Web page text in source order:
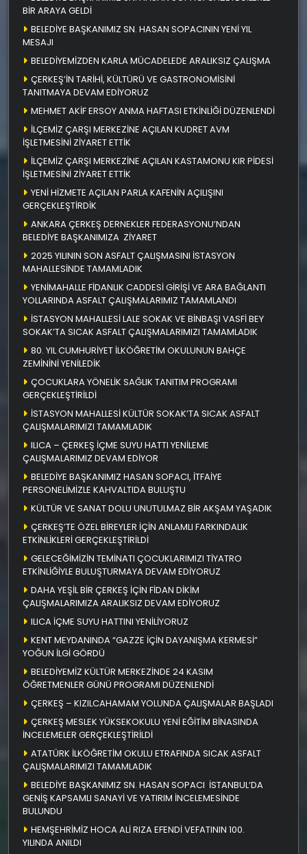
BİR ARAYA GELDİ
BELEDİYE BAŞKANIMIZ SN. HASAN SOPACININ YENİ YIL
MESAJI
BELEDİYEMİZDEN KARLA MÜCADELEDE ARALIKSIZ ÇALIŞMA
ÇERKEŞ’İN TARİHİ, KÜLTÜRÜ VE GASTRONOMİSİNİ
TANITMAYA DEVAM EDİYORUZ
MEHMET AKİF ERSOY ANMA HAFTASI ETKİNLİĞİ DÜZENLENDİ
İLÇEMİZ ÇARŞI MERKEZİNE AÇILAN KUDRET AVM
İŞLETMESİNİ ZİYARET ETTİK
İLÇEMİZ ÇARŞI MERKEZİNE AÇILAN KASTAMONU KIR PİDESİ
İŞLETMESİNİ ZİYARET ETTİK
YENİ HİZMETE AÇILAN PARLA KAFENİN AÇILIŞINI
GERÇEKLEŞTİRDİK
ANKARA ÇERKEŞ DERNEKLER FEDERASYONU’NDAN
BELEDİYE BAŞKANIMIZA ZİYARET
2025 YILININ SON ASFALT ÇALIŞMASINI İSTASYON
MAHALLESİNDE TAMAMLADIK
YENİMAHALLE FİDANLIK CADDESİ GİRİŞİ VE ARA BAĞLANTI
YOLLARINDA ASFALT ÇALIŞMALARIMIZ TAMAMLANDI
İSTASYON MAHALLESİ LALE SOKAK VE BİNBAŞI VASFİ BEY
SOKAK’TA SICAK ASFALT ÇALIŞMALARIMIZI TAMAMLADIK
80. YIL CUMHURİYET İLKÖĞRETİM OKULUNUN BAHÇE
ZEMİNİNİ YENİLEDİK
ÇOCUKLARA YÖNELİK SAĞLIK TANITIM PROGRAMI
GERÇEKLEŞTİRİLDİ
İSTASYON MAHALLESİ KÜLTÜR SOKAK’TA SICAK ASFALT
ÇALIŞMALARIMIZI TAMAMLADIK
ILICA – ÇERKEŞ İÇME SUYU HATTI YENİLEME
ÇALIŞMALARIMIZ DEVAM EDİYOR
BELEDİYE BAŞKANIMIZ HASAN SOPACI, İTFAİYE
PERSONELİMİZLE KAHVALTIDA BULUŞTU
KÜLTÜR VE SANAT DOLU UNUTULMAZ BİR AKŞAM YAŞADIK
ÇERKEŞ’TE ÖZEL BİREYLER İÇİN ANLAMLI FARKINDALIK
ETKİNLİKLERİ GERÇEKLEŞTİRİLDİ
GELECEĞİMİZİN TEMİNATI ÇOCUKLARIMIZI TİYATRO
ETKİNLİĞİYLE BULUŞTURMAYA DEVAM EDİYORUZ
DAHA YEŞİL BİR ÇERKEŞ İÇİN FİDAN DİKİM
ÇALIŞMALARIMIZA ARALIKSIZ DEVAM EDİYORUZ
ILICA İÇME SUYU HATTINI YENİLİYORUZ
KENT MEYDANINDA “GAZZE İÇİN DAYANIŞMA KERMESİ”
YOĞUN İLGİ GÖRDÜ
BELEDİYEMİZ KÜLTÜR MERKEZİNDE 24 KASIM
ÖĞRETMENLER GÜNÜ PROGRAMI DÜZENLENDİ
ÇERKEŞ – KIZILCAHAMAM YOLUNDA ÇALIŞMALAR BAŞLADI
ÇERKEŞ MESLEK YÜKSEKOKULU YENİ EĞİTİM BİNASINDA
İNCELEMELER GERÇEKLEŞTİRİLDİ
ATATÜRK İLKÖĞRETİM OKULU ETRAFINDA SICAK ASFALT
ÇALIŞMALARIMIZI TAMAMLADIK
BELEDİYE BAŞKANIMIZ SN. HASAN SOPACI İSTANBUL’DA
GENİŞ KAPSAMLI SANAYİ VE YATIRIM İNCELEMESİNDE
BULUNDU
HEMŞEHRİMİZ HOCA ALİ RIZA EFENDİ VEFATININ 100.
YILINDA ANILDI